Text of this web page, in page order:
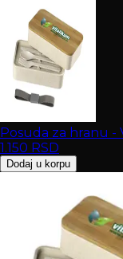
Posuda za hranu -
1.150 RSD
Dodaj u korpu